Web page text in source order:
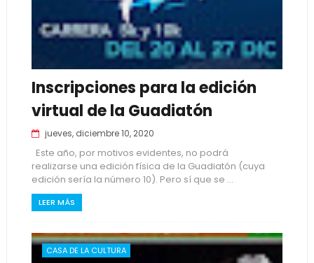
Inscripciones para la edición
virtual de la Guadiatón
jueves, diciembre 10, 2020
Este año, por motivos evidentes, no podrá
realizarse una edición física de la Guadiatón (cuya
edición sería la número 10). Pero sí que se ...
LEER MÁS
CASA DE LA CULTURA